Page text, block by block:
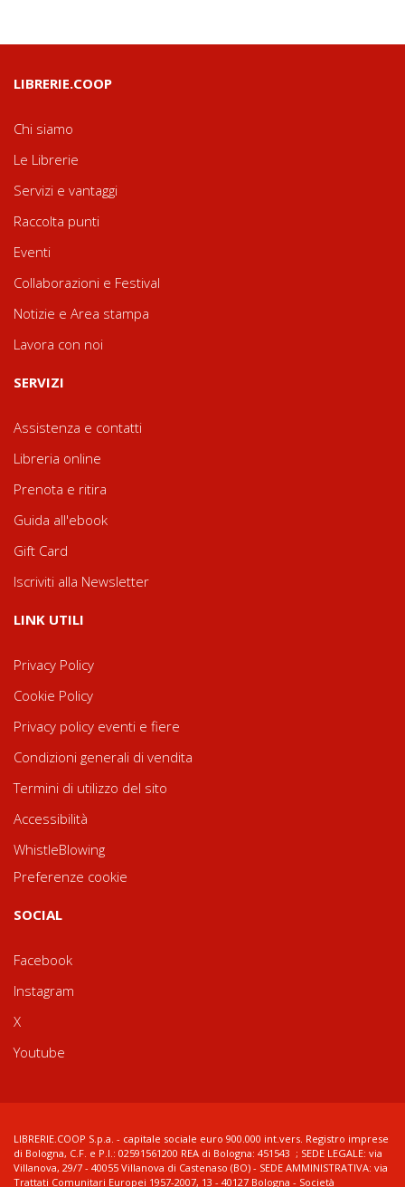
LIBRERIE.COOP
Chi siamo
Le Librerie
Servizi e vantaggi
Raccolta punti
Eventi
Collaborazioni e Festival
Notizie e Area stampa
Lavora con noi
SERVIZI
Assistenza e contatti
Libreria online
Prenota e ritira
Guida all'ebook
Gift Card
Iscriviti alla Newsletter
LINK UTILI
Privacy Policy
Cookie Policy
Privacy policy eventi e fiere
Condizioni generali di vendita
Termini di utilizzo del sito
Accessibilità
WhistleBlowing
Preferenze cookie
SOCIAL
Facebook
Instagram
X
Youtube
LIBRERIE.COOP S.p.a. - capitale sociale euro 900.000 int.vers. Registro imprese
di Bologna, C.F. e P.I.: 02591561200 REA di Bologna: 451543 ; SEDE LEGALE: via
Villanova, 29/7 - 40055 Villanova di Castenaso (BO) - SEDE AMMINISTRATIVA: via
Trattati Comunitari Europei 1957-2007, 13 - 40127 Bologna - Società